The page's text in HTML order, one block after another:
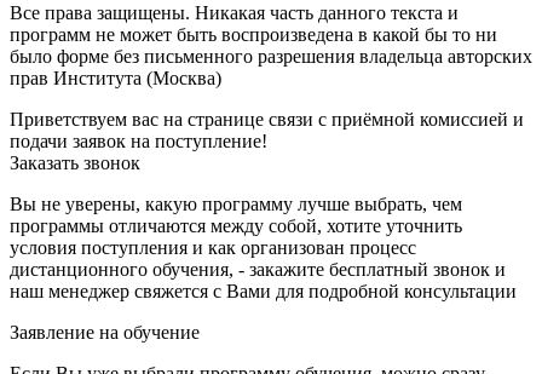
Все права защищены. Никакая часть данного текста и
программ не может быть воспроизведена в какой бы то ни
было форме без письменного разрешения владельца авторских
прав Института (Москва)
Приветствуем вас на странице связи с приёмной комиссией и
подачи заявок на поступление!
Заказать звонок
Вы не уверены, какую программу лучше выбрать, чем
программы отличаются между собой, хотите уточнить
условия поступления и как организован процесс
дистанционного обучения, - закажите бесплатный звонок и
наш менеджер свяжется с Вами для подробной консультации
Заявление на обучение